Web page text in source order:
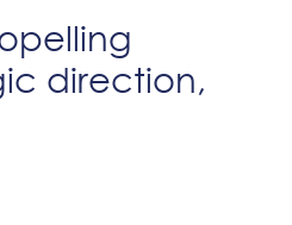
direction,